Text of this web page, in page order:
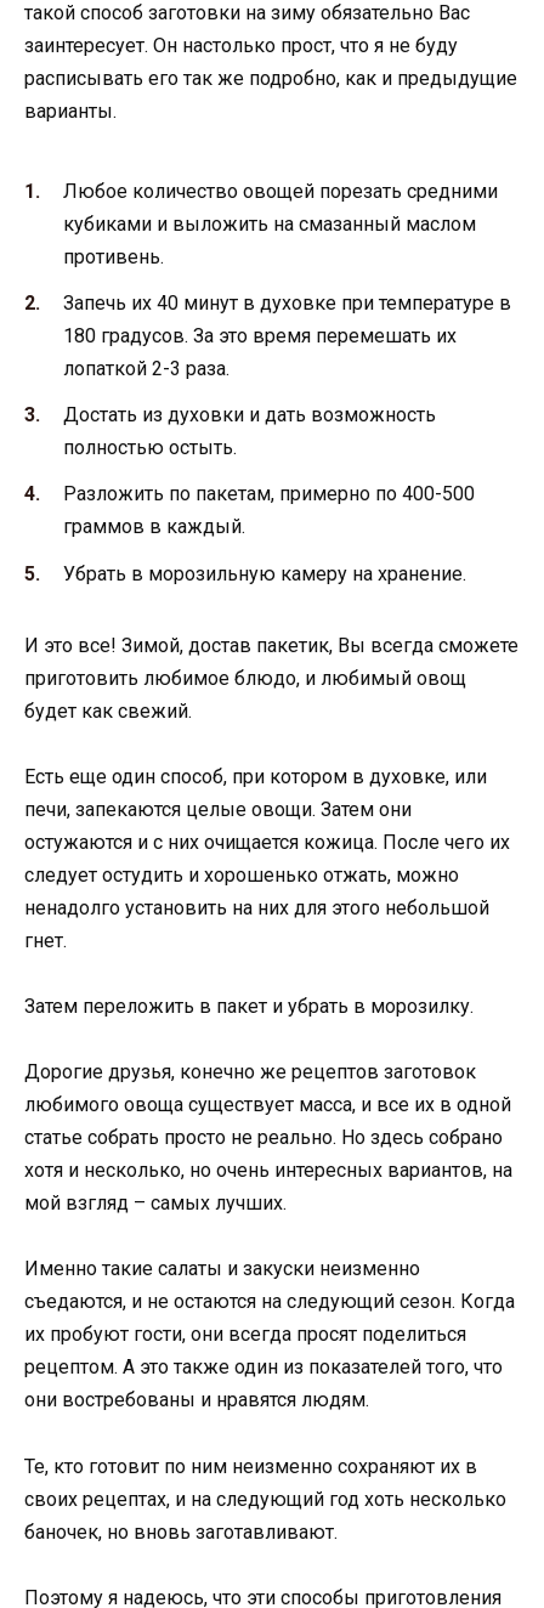
такой способ заготовки на зиму обязательно Вас
заинтересует. Он настолько прост, что я не буду
расписывать его так же подробно, как и предыдущие
варианты.
Любое количество овощей порезать средними
кубиками и выложить на смазанный маслом
противень.
Запечь их 40 минут в духовке при температуре в
180 градусов. За это время перемешать их
лопаткой 2-3 раза.
Достать из духовки и дать возможность
полностью остыть.
Разложить по пакетам, примерно по 400-500
граммов в каждый.
Убрать в морозильную камеру на хранение.
И это все! Зимой, достав пакетик, Вы всегда сможете
приготовить любимое блюдо, и любимый овощ
будет как свежий.
Есть еще один способ, при котором в духовке, или
печи, запекаются целые овощи. Затем они
остужаются и с них очищается кожица. После чего их
следует остудить и хорошенько отжать, можно
ненадолго установить на них для этого небольшой
гнет.
Затем переложить в пакет и убрать в морозилку.
Дорогие друзья, конечно же рецептов заготовок
любимого овоща существует масса, и все их в одной
статье собрать просто не реально. Но здесь собрано
хотя и несколько, но очень интересных вариантов, на
мой взгляд – самых лучших.
Именно такие салаты и закуски неизменно
съедаются, и не остаются на следующий сезон. Когда
их пробуют гости, они всегда просят поделиться
рецептом. А это также один из показателей того, что
они востребованы и нравятся людям.
Те, кто готовит по ним неизменно сохраняют их в
своих рецептах, и на следующий год хоть несколько
баночек, но вновь заготавливают.
Поэтому я надеюсь, что эти способы приготовления